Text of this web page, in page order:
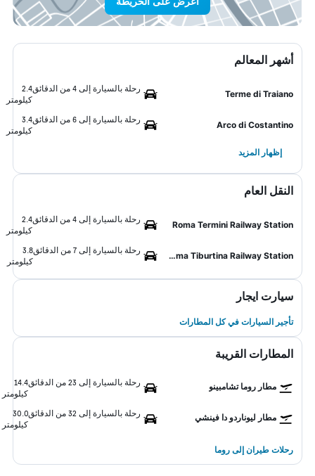
أشهر المعالم
Terme di Traiano
رحلة بالسيارة إلى 4 من الدقائق
2.4
كيلومتر
Arco di Costantino
رحلة بالسيارة إلى 6 من الدقائق
3.4
كيلومتر
إظهار المزيد
النقل العام
Roma Termini Railway Station
رحلة بالسيارة إلى 4 من الدقائق
2.4
كيلومتر
Roma Tiburtina Railway Station
رحلة بالسيارة إلى 7 من الدقائق
3.8
كيلومتر
سيارت ايجار
تأجير السيارات في كل المطارات
المطارات القريبة
مطار روما تشامبينو رحلة بالسيارة إلى 23 من الدقائق
14.4
كيلومتر
مطار ليوناردو دا فينشي رحلة بالسيارة إلى 32 من الدقائق
30.0
كيلومتر
رحلات طيران إلى روما